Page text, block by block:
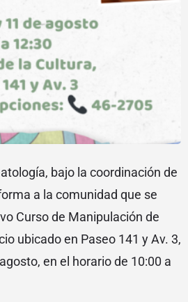
bajo la coordinación de
a la comunidad que se
Curso de Manipulación de
ubicado en Paseo 141 y Av. 3,
en el horario de 10:00 a